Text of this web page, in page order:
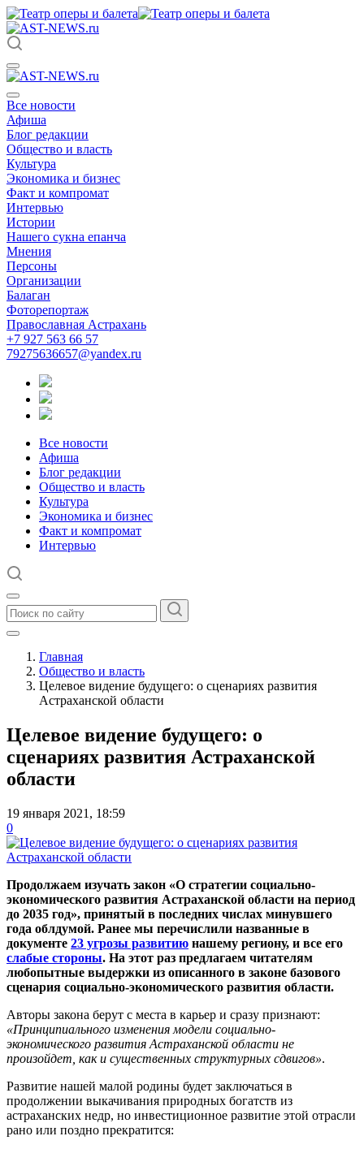
Все новости
Афиша
Блог редакции
Общество и власть
Культура
Экономика и бизнес
Факт и компромат
Интервью
Истории
Нашего сукна епанча
Мнения
Персоны
Организации
Балаган
Фоторепортаж
Православная Астрахань
+7 927 563 66 57
79275636657@yandex.ru
Все новости
Афиша
Блог редакции
Общество и власть
Культура
Экономика и бизнес
Факт и компромат
Интервью
Главная
Общество и власть
Целевое видение будущего: о сценариях развития
Астраханской области
Целевое видение будущего: о
сценариях развития Астраханской
области
19 января 2021, 18:59
0
Продолжаем изучать закон «О стратегии социально-
экономического развития Астраханской области на период
до 2035 год», принятый в последних числах минувшего
года облдумой. Ранее мы перечислили названные в
документе 23 угрозы развитию нашему региону, и все его
слабые стороны. На этот раз предлагаем читателям
любопытные выдержки из описанного в законе базового
сценария социально-экономического развития области.
Авторы закона берут с места в карьер и сразу признают:
«Принципиального изменения модели социально-
экономического развития Астраханской области не
произойдет, как и существенных структурных сдвигов».
Развитие нашей малой родины будет заключаться в
продолжении выкачивания природных богатств из
астраханских недр, но инвестиционное развитие этой отрасли
рано или поздно прекратится: